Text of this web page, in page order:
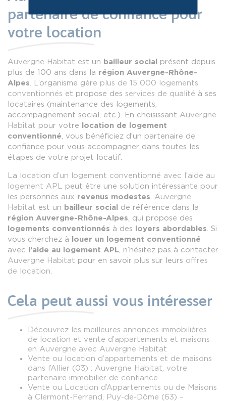
partenaire de confiance pour
votre location
Auvergne Habitat est un bailleur social
présent depuis
plus de 100 ans dans la région Auvergne-Rhône-
Alpes. L’organisme gère plus de 15 000 logements
conventionnés et propose des services de qualité à ses
locataires (maintenance des logements,
accompagnement social, etc.). En choisissant Auvergne
Habitat pour votre
location de logement
conventionné, vous bénéficiez d’un partenaire de
confiance pour vous accompagner dans toutes les
étapes de votre projet locatif.
La
location d’un logement conventionné avec l’aide au
logement APL peut être une solution intéressante pour
les personnes aux revenus modestes. Auvergne
Habitat est un bailleur social
de référence dans la
région Auvergne-Rhône-Alpes, qui propose des
logements conventionnés à des loyers abordables. Si
vous cherchez à
louer un logement conventionné
avec
l’aide au logement APL, n’hésitez pas à contacter
Auvergne Habitat pour en savoir plus sur leurs offres
de location.
Cela peut aussi vous intéresser
Découvrez les meilleures annonces immobilières
de location et vente d’appartements et maisons
en Auvergne avec Auvergne Habitat
Vente ou location d’appartements et de maisons
dans l’Allier (03) : Auvergne Habitat, votre
partenaire immobilier de confiance
Vente ou Location d’Appartements ou de Maisons
à Clermont-Ferrand, Puy-de-Dôme (63) –